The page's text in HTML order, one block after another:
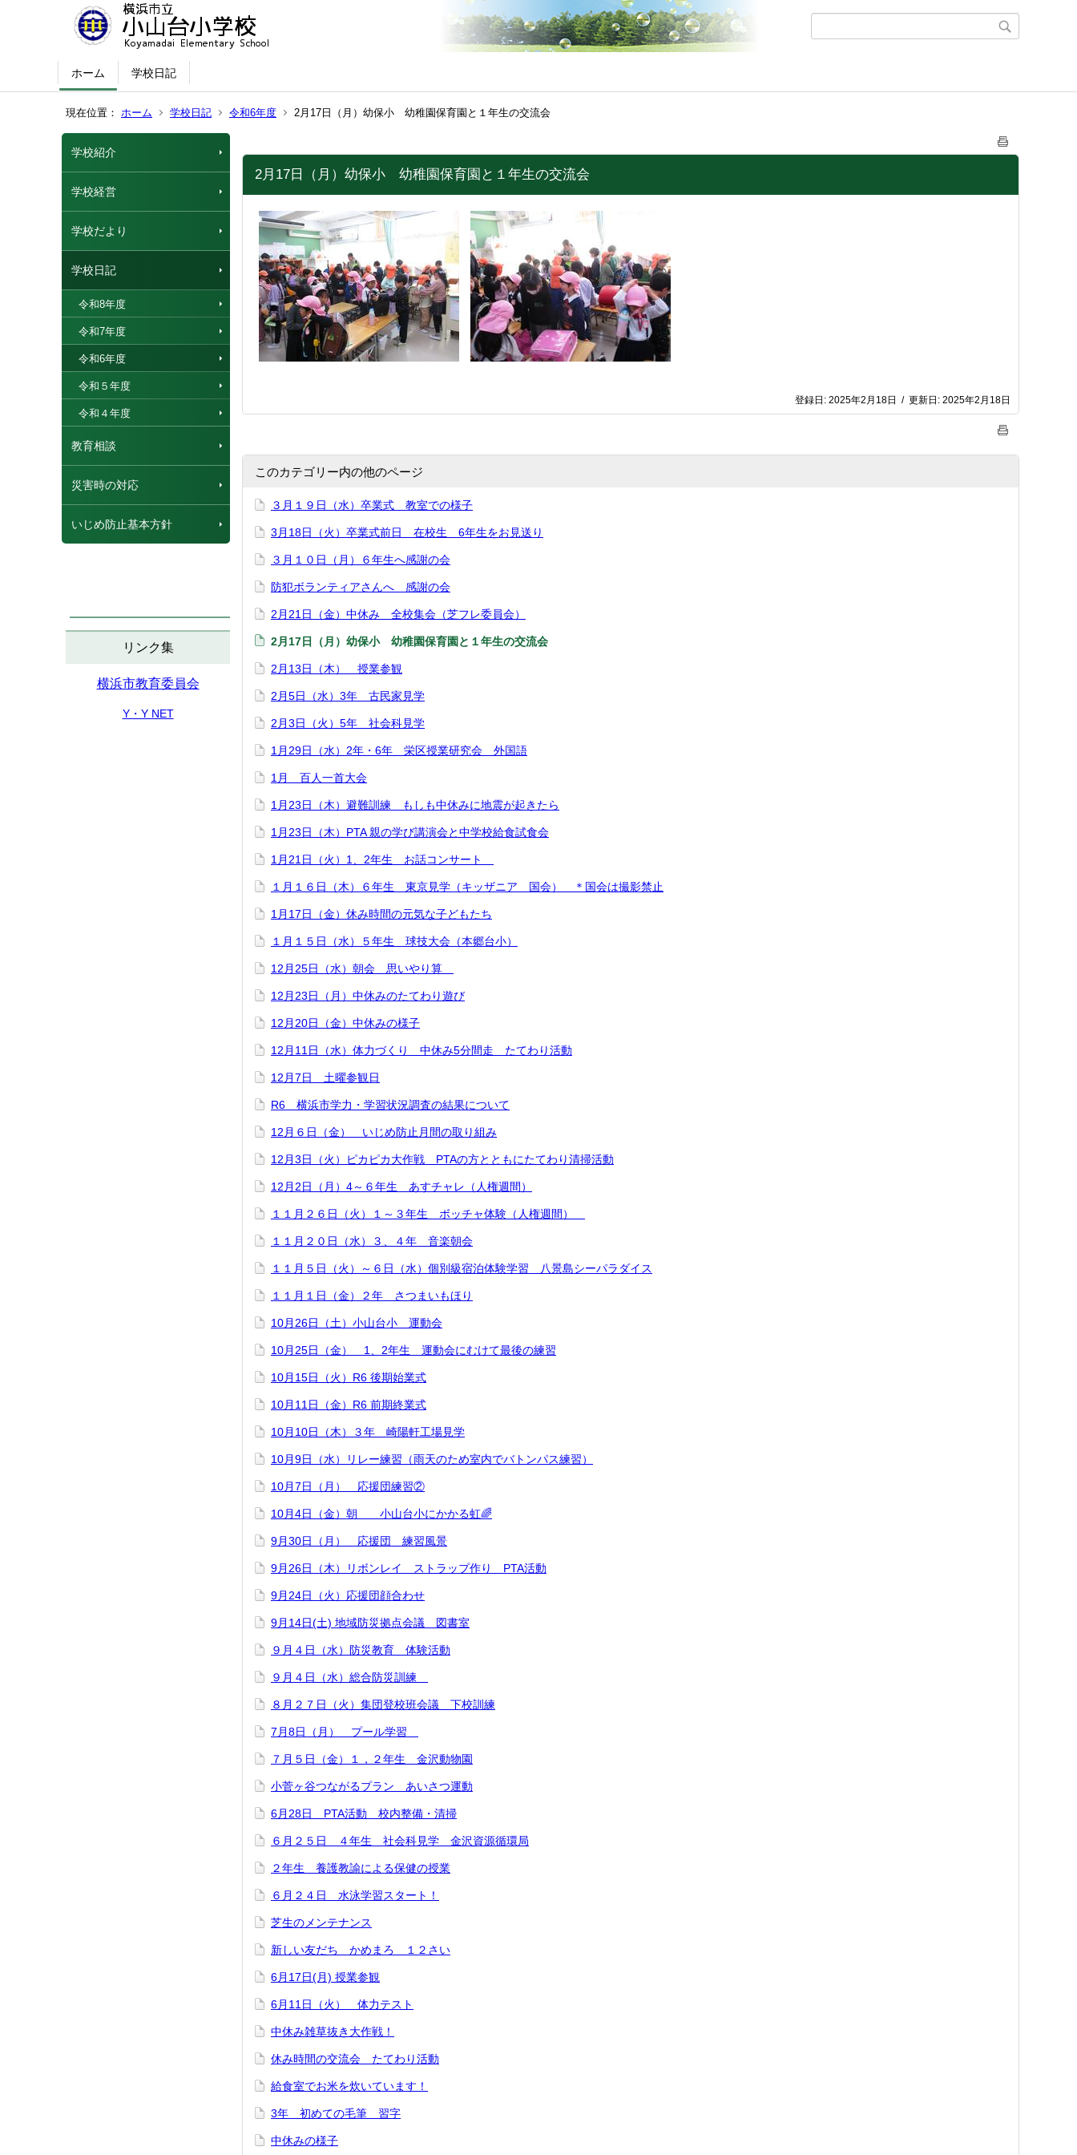
ホーム 学校日記
現在位置： ホーム 学校日記 令和6年度 2月17日（月）幼保小 幼稚園保育園と１年生の交流会
学校紹介
学校経営
学校だより
学校日記
令和8年度
令和7年度
令和6年度
令和５年度
令和４年度
教育相談
災害時の対応
いじめ防止基本方針
リンク集
横浜市教育委員会
Y・Y NET
2月17日（月）幼保小 幼稚園保育園と１年生の交流会
登録日: 2025年2月18日 / 更新日: 2025年2月18日
このカテゴリー内の他のページ
３月１９日（水）卒業式 教室での様子
3月18日（火）卒業式前日 在校生 6年生をお見送り
３月１０日（月）６年生へ感謝の会
防犯ボランティアさんへ 感謝の会
2月21日（金）中休み 全校集会（芝フレ委員会）
2月17日（月）幼保小 幼稚園保育園と１年生の交流会
2月13日（木） 授業参観
2月5日（水）3年 古民家見学
2月3日（火）5年 社会科見学
1月29日（水）2年・6年 栄区授業研究会 外国語
1月 百人一首大会
1月23日（木）避難訓練 もしも中休みに地震が起きたら
1月23日（木）PTA 親の学び講演会と中学校給食試食会
1月21日（火）1、2年生 お話コンサート
１月１６日（木）６年生 東京見学（キッザニア 国会） ＊国会は撮影禁止
1月17日（金）休み時間の元気な子どもたち
１月１５日（水）５年生 球技大会（本郷台小）
12月25日（水）朝会 思いやり算
12月23日（月）中休みのたてわり遊び
12月20日（金）中休みの様子
12月11日（水）体力づくり 中休み5分間走 たてわり活動
12月7日 土曜参観日
R6 横浜市学力・学習状況調査の結果について
12月６日（金） いじめ防止月間の取り組み
12月3日（火）ピカピカ大作戦 PTAの方とともにたてわり清掃活動
12月2日（月）4～６年生 あすチャレ（人権週間）
１１月２６日（火）１～３年生 ボッチャ体験（人権週間）
１１月２０日（水）３、４年 音楽朝会
１１月５日（火）～６日（水）個別級宿泊体験学習 八景島シーパラダイス
１１月１日（金）２年 さつまいもほり
10月26日（土）小山台小 運動会
10月25日（金） 1、2年生 運動会にむけて最後の練習
10月15日（火）R6 後期始業式
10月11日（金）R6 前期終業式
10月10日（木）３年 崎陽軒工場見学
10月9日（水）リレー練習（雨天のため室内でバトンパス練習）
10月7日（月） 応援団練習②
10月4日（金）朝 小山台小にかかる虹🌈
9月30日（月） 応援団 練習風景
9月26日（木）リボンレイ ストラップ作り PTA活動
9月24日（火）応援団顔合わせ
9月14日(土) 地域防災拠点会議 図書室
９月４日（水）防災教育 体験活動
９月４日（水）総合防災訓練
８月２７日（火）集団登校班会議 下校訓練
7月8日（月） プール学習
７月５日（金）１，２年生 金沢動物園
小菅ヶ谷つながるプラン あいさつ運動
6月28日 PTA活動 校内整備・清掃
６月２５日 ４年生 社会科見学 金沢資源循環局
２年生 養護教諭による保健の授業
６月２４日 水泳学習スタート！
芝生のメンテナンス
新しい友だち かめまろ １２さい
6月17日(月) 授業参観
6月11日（火） 体力テスト
中休み雑草抜き大作戦！
休み時間の交流会 たてわり活動
給食室でお米を炊いています！
3年 初めての毛筆 習字
中休みの様子